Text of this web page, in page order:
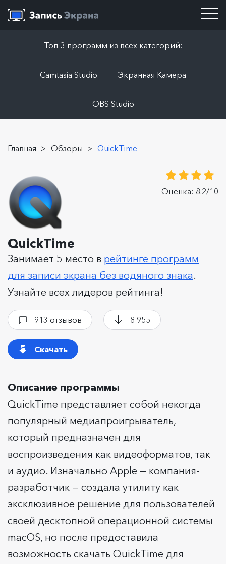
Топ-3 программ из всех категорий:
Camtasia Studio Экранная Камера
OBS Studio
Главная > Обзоры > QuickTime
QuickTime
Оценка: 8.2/10
Занимает 5 место в рейтинге программ
для записи экрана без водяного знака.
Узнайте всех лидеров рейтинга!
913 отзывов 8 955
Скачать
Описание программы
QuickTime представляет собой некогда
популярный медиапроигрыватель,
который предназначен для
воспроизведения как видеоформатов, так
и аудио. Изначально Apple — компания-
разработчик — создала утилиту как
эксклюзивное решение для пользователей
своей десктопной операционной системы
macOS, но после предоставила
возможность скачать QuickTime для